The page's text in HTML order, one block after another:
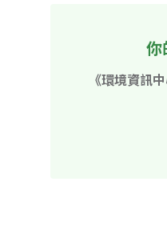
你
《環境資訊